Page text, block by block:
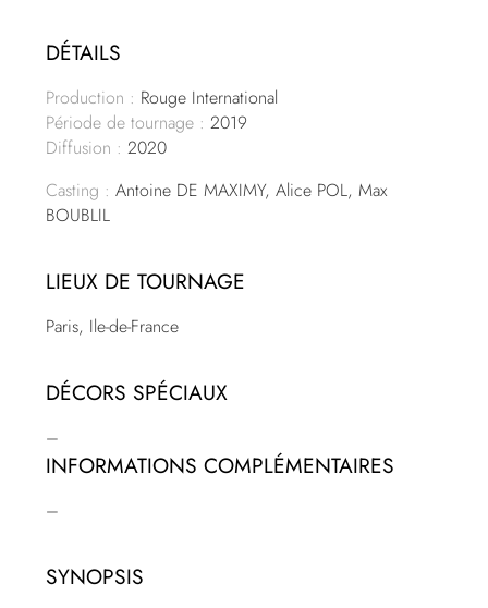
DÉTAILS
Production : Rouge International
Période de tournage : 2019
Diffusion : 2020
Casting : Antoine DE MAXIMY, Alice POL, Max
BOUBLIL
LIEUX DE TOURNAGE
Paris, Ile-de-France
DÉCORS SPÉCIAUX
–
INFORMATIONS COMPLÉMENTAIRES
–
SYNOPSIS